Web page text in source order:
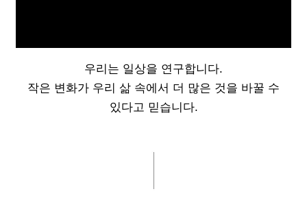
우리는 일상을 연구합니다.
작은 변화가 우리 삶 속에서 더 많은 것을 바꿀 수
있다고 믿습니다.